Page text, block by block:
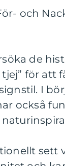
och
de
för att
I
också
sett